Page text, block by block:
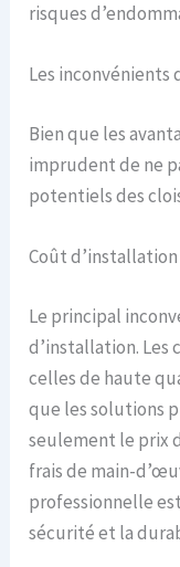
risques
Les inconvénients
Bien que les
imprudent de ne
potentiels des
Coût
Le principal
d’installation. Les
celles de haute
que les solutions
seulement le prix
frais de main-
professionnelle
sécurité et la